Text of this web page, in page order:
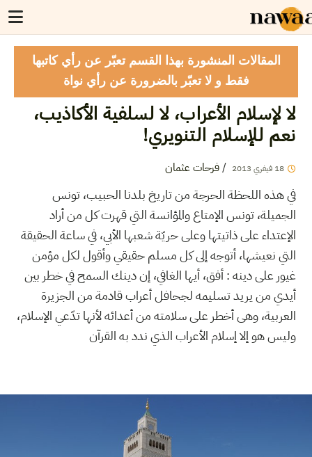
المقالات المنشورة بهذا القسم تعبّر عن رأي كاتبها
فقط و لا تعبّر بالضرورة عن رأي نواة
لا لإسلام الأعراب، لا لسلفية الأكاذيب،
نعم للإسلام التنويري!
18 فيفري 2013
/فرحات عثمان
في هذه اللحظة الحرجة من تاريخ بلدنا الحبيب، تونس
الجميلة، تونس الإمتاع والمؤانسة التي قهرت كل من أراد
الإعتداء على ذاتيتها وعلى حريّة شعبها الأبي، في ساعة الحقيقة
التي نعيشها، أتوجه إلى كل مسلم حقيقي وأقول لكل مؤمن
غيور على دينه : أفق، أيها الغافي، إن دينك السمح في خطر بين
أيدي من يريد تسليمه لجحافل أعراب قادمة من الجزيرة
العربية، وهى أخطر على سلامته من أعدائه لأنها تدّعي الإسلام،
وليس هو إلا إسلام الأعراب الذي ندد به القرآن